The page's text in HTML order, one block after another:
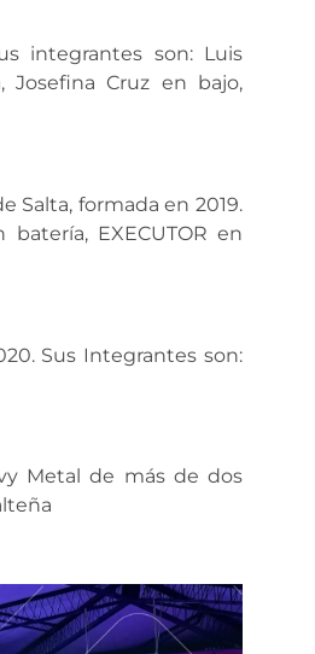
integrantes son: Luis
Josefina Cruz en bajo,
Salta, formada en 2019.
EXECUTOR en
Sus Integrantes son:
Metal de más de dos